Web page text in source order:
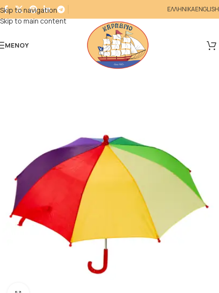
Skip to navigation
Skip to main content
ΕΛΛΗΝΙΚΑENGLISH
ΜΕΝΟΎ